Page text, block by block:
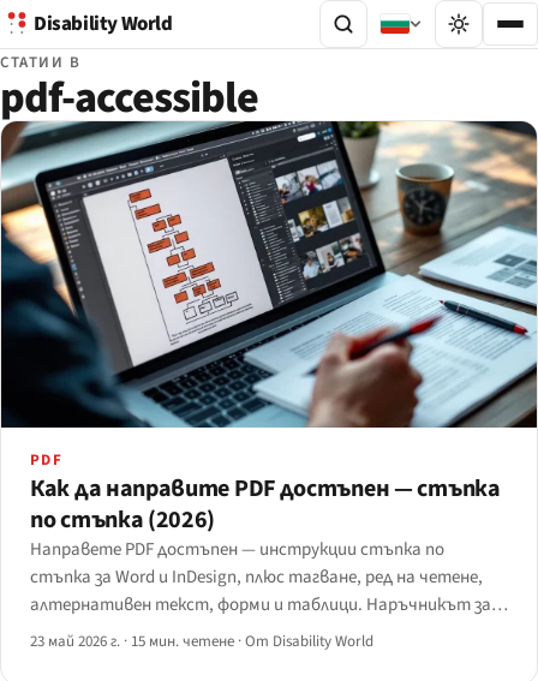
Disability World
СТАТИИ В
pdf-accessible
PDF
Как да направите PDF достъпен — стъпка
по стъпка (2026)
Направете PDF достъпен — инструкции стъпка по
стъпка за Word и InDesign, плюс тагване, ред на четене,
алтернативен текст, форми и таблици. Наръчникът за
достъпни PDF файлове за 2026 г.
23 май 2026 г. · 15 мин. четене ·От Disability World